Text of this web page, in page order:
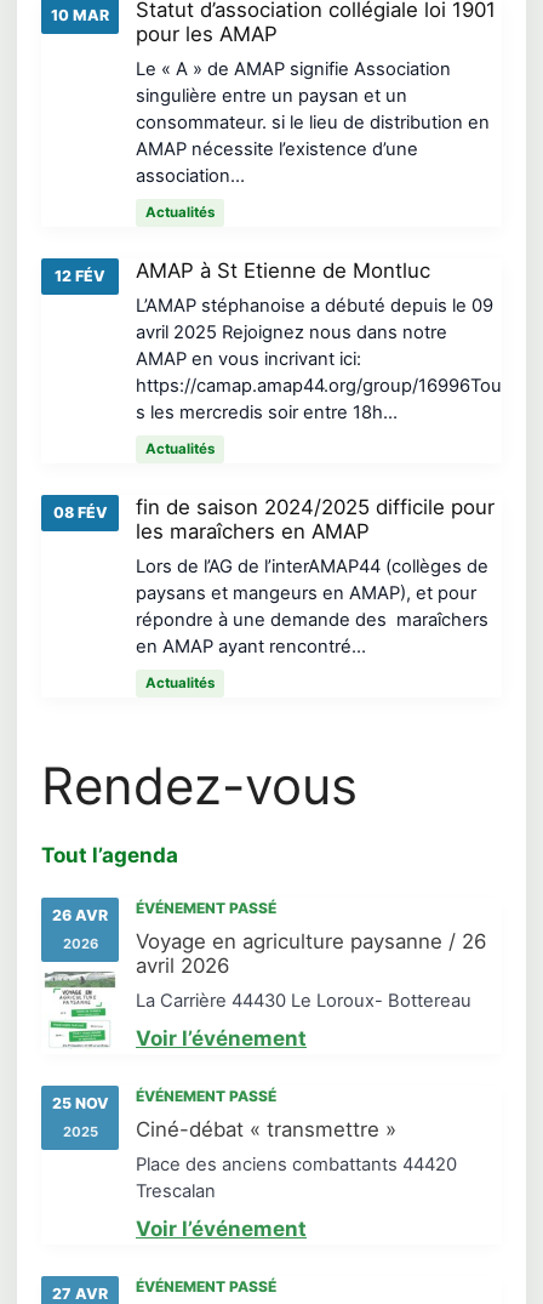
10 MAR
Statut d’association collégiale loi 1901
pour les AMAP
Le « A » de AMAP signifie Association
singulière entre un paysan et un
consommateur. si le lieu de distribution en
AMAP nécessite l’existence d’une
association…
Actualités
12 FÉV AMAP à St Etienne de Montluc
L’AMAP stéphanoise a débuté depuis le 09
avril 2025 Rejoignez nous dans notre
AMAP en vous incrivant ici:
https://camap.amap44.org/group/16996Tou
s les mercredis soir entre 18h…
Actualités
08 FÉV
fin de saison 2024/2025 difficile pour
les maraîchers en AMAP
Lors de l’AG de l’interAMAP44 (collèges de
paysans et mangeurs en AMAP), et pour
répondre à une demande des maraîchers
en AMAP ayant rencontré…
Actualités
Rendez-vous
Tout l’agenda
26 AVR
2026
ÉVÉNEMENT PASSÉ
Voyage en agriculture paysanne / 26
avril 2026
La Carrière 44430 Le Loroux- Bottereau
Voir l’événement
25 NOV
2025
ÉVÉNEMENT PASSÉ
Ciné-débat « transmettre »
Place des anciens combattants 44420
Trescalan
Voir l’événement
27 AVR ÉVÉNEMENT PASSÉ